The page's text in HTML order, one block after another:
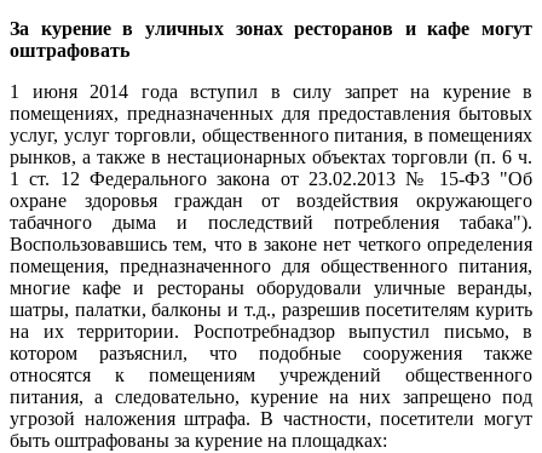
За курение в уличных зонах ресторанов и кафе могут
оштрафовать
1 июня 2014 года вступил в силу запрет на курение в
помещениях, предназначенных для предоставления бытовых
услуг, услуг торговли, общественного питания, в помещениях
рынков, а также в нестационарных объектах торговли (п. 6 ч.
1 ст. 12 Федерального закона от 23.02.2013 № 15-ФЗ "Об
охране здоровья граждан от воздействия окружающего
табачного дыма и последствий потребления табака").
Воспользовавшись тем, что в законе нет четкого определения
помещения, предназначенного для общественного питания,
многие кафе и рестораны оборудовали уличные веранды,
шатры, палатки, балконы и т.д., разрешив посетителям курить
на их территории. Роспотребнадзор выпустил письмо, в
котором разъяснил, что подобные сооружения также
относятся к помещениям учреждений общественного
питания, а следовательно, курение на них запрещено под
угрозой наложения штрафа. В частности, посетители могут
быть оштрафованы за курение на площадках: